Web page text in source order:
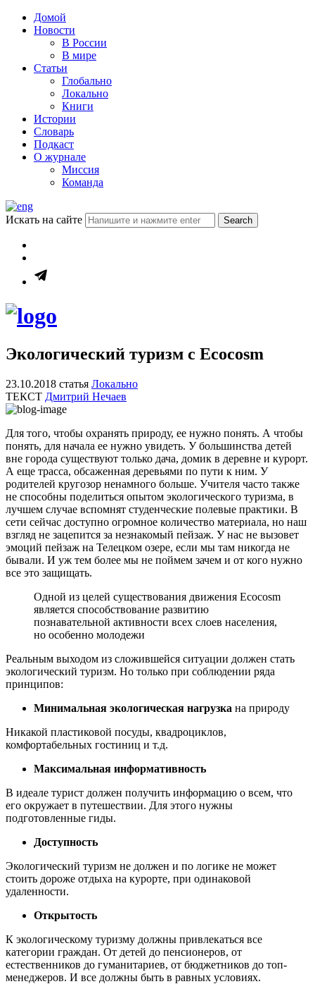
Домой
Новости
В России
В мире
Статьи
Глобально
Локально
Книги
Истории
Словарь
Подкаст
О журнале
Миссия
Команда
Искать на сайте
Экологический туризм с Ecocosm
23.10.2018 статья Локально
ТЕКСТ Дмитрий Нечаев
Для того, чтобы охранять природу, ее нужно понять. А чтобы
понять, для начала ее нужно увидеть. У большинства детей
вне города существуют только дача, домик в деревне и курорт.
А еще трасса, обсаженная деревьями по пути к ним. У
родителей кругозор ненамного больше. Учителя часто также
не способны поделиться опытом экологического туризма, в
лучшем случае вспомнят студенческие полевые практики. В
сети сейчас доступно огромное количество материала, но наш
взгляд не зацепится за незнакомый пейзаж. У нас не вызовет
эмоций пейзаж на Телецком озере, если мы там никогда не
бывали. И уж тем более мы не поймем зачем и от кого нужно
все это защищать.
Одной из целей существования движения Ecocosm
является способствование развитию
познавательной активности всех слоев населения,
но особенно молодежи
Реальным выходом из сложившейся ситуации должен стать
экологический туризм. Но только при соблюдении ряда
принципов:
Минимальная экологическая нагрузка на природу
Никакой пластиковой посуды, квадроциклов,
комфортабельных гостиниц и т.д.
Максимальная информативность
В идеале турист должен получить информацию о всем, что
его окружает в путешествии. Для этого нужны
подготовленные гиды.
Доступность
Экологический туризм не должен и по логике не может
стоить дороже отдыха на курорте, при одинаковой
удаленности.
Открытость
К экологическому туризму должны привлекаться все
категории граждан. От детей до пенсионеров, от
естественников до гуманитариев, от бюджетников до топ-
менеджеров. И все должны быть в равных условиях.